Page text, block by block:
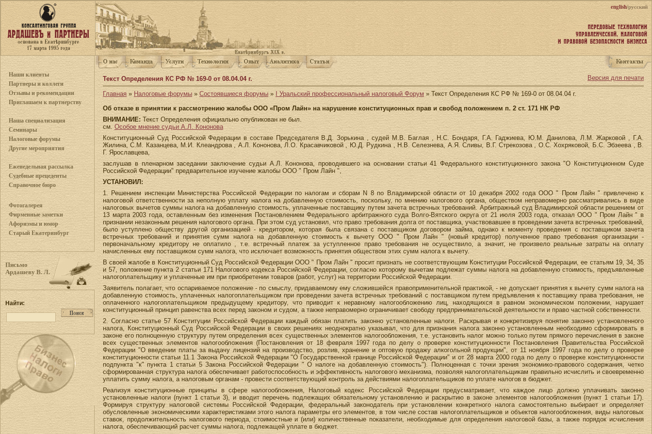
english/русский
Наши клиенты
Партнеры и коллеги
Отзывы и рекомендации
Приглашаем к партнерству
Наша специализация
Семинары
Налоговые форумы
Другие мероприятия
Еженедельная рассылка
Судебные прецеденты
Справочное бюро
Фотогалерея
Фирменные заметки
Афоризмы и юмор
Старый Екатеринбург
Письмо
Ардашеву В. Л.
Найти:
Версия для печати
Текст Определения КС РФ № 169-0 от 08.04.04 г.
Главная » Налоговые форумы » Состоявшиеся форумы» I Уральский профессиональный налоговый Форум » Текст Определения КС РФ № 169-0 от 08.04.04 г.
Об отказе в принятии к рассмотрению жалобы ООО «Пром Лайн» на нарушение конституционных прав и свобод положением п. 2 ст. 171 НК РФ
ВНИМАНИЕ: Текст Определения официально опубликован не был.
см. Особое мнение судьи А.Л. Кононова
Конституционный Суд Российской Федерации в составе Председателя В.Д. Зорькина , судей М.В. Баглая , Н.С. Бондаря, Г.А. Гаджиева, Ю.М. Данилова, Л.М. Жарковой , Г.А.
Жилина, С.М. Казанцева, М.И. Клеандрова , А.Л. Кононова, Л.О. Красавчиковой , Ю.Д. Рудкина , Н.В. Селезнева, А.Я. Сливы, В.Г. Стрекозова , О.С. Хохряковой, Б.С. Эбзеева , В.
Г. Ярославцева,
заслушав в пленарном заседании заключение судьи А.Л. Кононова, проводившего на основании статьи 41 Федерального конституционного закона "О Конституционном Суде
Российской Федерации" предварительное изучение жалобы ООО " Пром Лайн ",
УСТАНОВИЛ:
1. Решением инспекции Министерства Российской Федерации по налогам и сборам N 8 по Владимирской области от 10 декабря 2002 года ООО " Пром Лайн " привлечено к
налоговой ответственности за неполную уплату налога на добавленную стоимость, поскольку, по мнению налогового органа, обществом неправомерно рассматривались в виде
налоговых вычетов суммы налога на добавленную стоимость, уплаченные поставщику путем зачета встречных требований. Арбитражный суд Владимирской области решением от
13 марта 2003 года, оставленным без изменения Постановлением Федерального арбитражного суда Волго-Вятского округа от 21 июля 2003 года, отказал ООО " Пром Лайн " в
признании незаконным решения налогового органа. При этом суд установил, что право требования долга от поставщика, участвовавшее в проведении зачета встречных требований,
было уступлено обществу другой организацией - кредитором, которая была связана с поставщиком договором займа, однако к моменту проведения с поставщиком зачета
встречных требований и принятия сумм налога на добавленную стоимость к вычету ООО " Пром Лайн " (новый кредитор) полученное право требования организации -
первоначальному кредитору не оплатило , т.е. встречный платеж за уступленное право требования не осуществило, а значит, не произвело реальные затраты на оплату
начисленных ему поставщиком сумм налога, что исключает возможность принятия обществом этих сумм налога к вычету.
В своей жалобе в Конституционный Суд Российской Федерации ООО " Пром Лайн " просит признать не соответствующим Конституции Российской Федерации, ее статьям 19, 34, 35
и 57, положение пункта 2 статьи 171 Налогового кодекса Российской Федерации, согласно которому вычетам подлежат суммы налога на добавленную стоимость, предъявленные
налогоплательщику и уплаченные им при приобретении товаров (работ, услуг) на территории Российской Федерации.
Заявитель полагает, что оспариваемое положение - по смыслу, придаваемому ему сложившейся правоприменительной практикой, - не допускает принятия к вычету сумм налога на
добавленную стоимость, уплаченных налогоплательщиком при проведении зачета встречных требований с поставщиком путем предъявления к поставщику права требования, не
оплаченного налогоплательщиком предыдущему кредитору, что приводит к неравному налогообложению лиц, находящихся в равном экономическом положении, нарушает
конституционный принцип равенства всех перед законом и судом, а также неправомерно ограничивает свободу предпринимательской деятельности и право частной собственности.
2. Согласно статье 57 Конституции Российской Федерации каждый обязан платить законно установленные налоги. Раскрывая и конкретизируя понятие законно установленного
налога, Конституционный Суд Российской Федерации в своих решениях неоднократно указывал, что для признания налога законно установленным необходимо сформировать в
законе его полноценную структуру путем определения всех существенных элементов налогообложения, т.е. установить налог можно только путем прямого перечисления в законе
всех существенных элементов налогообложения (Постановления от 18 февраля 1997 года по делу о проверке конституционности Постановления Правительства Российской
Федерации "О введении платы за выдачу лицензий на производство, розлив, хранение и оптовую продажу алкогольной продукции", от 11 ноября 1997 года по делу о проверке
конституционности статьи 11.1 Закона Российской Федерации "О Государственной границе Российской Федерации" и от 28 марта 2000 года по делу о проверке конституционности
подпункта "к" пункта 1 статьи 5 Закона Российской Федерации " О налоге на добавленную стоимость"). Полноценная с точки зрения экономико-правового содержания, четко
сформированная структура налога обеспечивает работоспособность и эффективность налогового механизма, позволяя налогоплательщикам правильно исчислить и своевременно
уплатить сумму налога, а налоговым органам - провести соответствующий контроль за действиями налогоплательщиков по уплате налогов в бюджет.
Реализуя конституционные принципы в сфере налогообложения, Налоговый кодекс Российской Федерации предусматривает, что каждое лицо должно уплачивать законно
установленные налоги (пункт 1 статьи 3), и вводит перечень подлежащих обязательному установлению и раскрытию в законе элементов налогообложения (пункт 1 статьи 17).
Формируя структуру налоговой системы Российской Федерации, федеральный законодатель при установлении конкретного налога самостоятельно выбирает и определяет
обусловленные экономическими характеристиками этого налога параметры его элементов, в том числе состав налогоплательщиков и объектов налогообложения, виды налоговых
ставок, продолжительность налогового периода, стоимостные и (или) количественные показатели, необходимые для определения налоговой базы, а также порядок исчисления
налога, обеспечивающий расчет суммы налога, подлежащей уплате в бюджет.